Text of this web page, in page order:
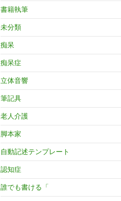
書籍執筆
未分類
痴呆
痴呆症
立体音響
筆記具
老人介護
脚本家
自動記述テンプレート
認知症
誰でも書ける「